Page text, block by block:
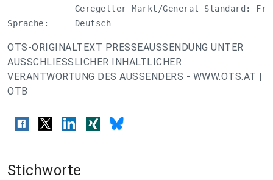
Geregelter Markt/General Standard:
Sprache:     Deutsch
OTS-ORIGINALTEXT PRESSEAUSSENDUNG UNTER
AUSSCHLIESSLICHER INHALTLICHER
VERANTWORTUNG DES AUSSENDERS - WWW.OTS.AT |
OTB
Stichworte